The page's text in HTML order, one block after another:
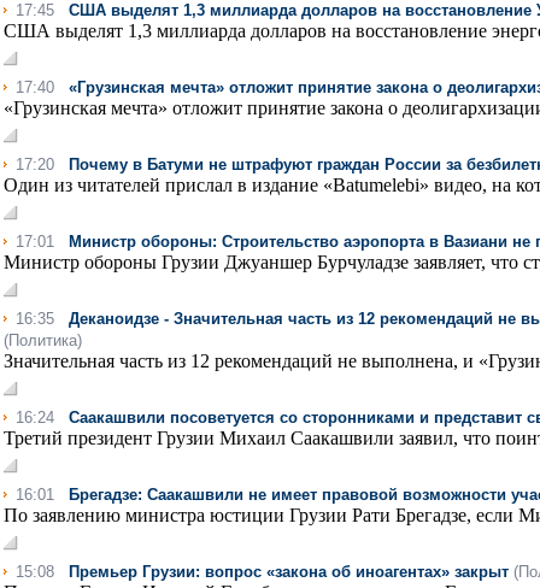
17:45 США выделят 1,3 миллиарда долларов на восстановление
США выделят 1,3 миллиарда долларов на восстановление
17:40 «Грузинская мечта» отложит принятие закона о
«Грузинская мечта» отложит принятие закона о
17:20 Почему в Батуми не штрафуют граждан России за
Один из читателей прислал в издание «Batumelebi» видео, на
17:01 Министр обороны: Строительство аэропорта в Вазиани
Министр обороны Грузии Джуаншер Бурчуладзе заявляет, что
16:35 Деканоидзе - Значительная часть из 12 рекомендаций не
(Политика)
Значительная часть из 12 рекомендаций не выполнена, и
16:24 Саакашвили посоветуется со сторонниками и представит
Третий президент Грузии Михаил Саакашвили заявил, что
16:01 Брегадзе: Саакашвили не имеет правовой возможности
По заявлению министра юстиции Грузии Рати Брегадзе, если
15:08 Премьер Грузии: вопрос «закона об иноагентах» закрыт